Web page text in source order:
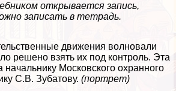
открывается запись,
записать в тетрадь.
движения волновали
решено взять их под контроль. Эта
Московского охранного
С.В. Зубатову. (портрет)